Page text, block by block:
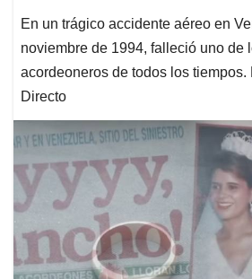
En un trágico accidente aéreo en
noviembre de 1994, falleció uno de
acordeoneros de todos los tiempos.
Directo